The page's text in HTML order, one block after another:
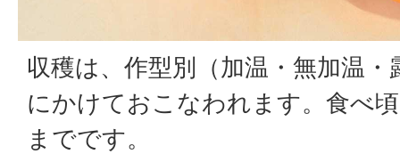
収穫は、作型別（加温・無加温・
にかけておこなわれます。食べ
までです。